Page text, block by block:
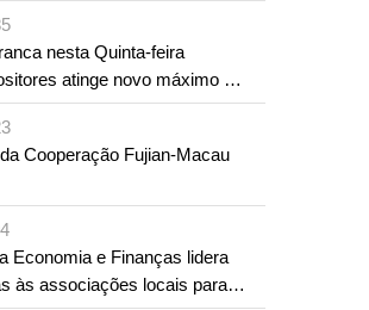
do
do Povo
nesta Quinta-feira
atinge novo máximo em
Cooperação Fujian-Macau
Economia e Finanças lidera
às associações locais para